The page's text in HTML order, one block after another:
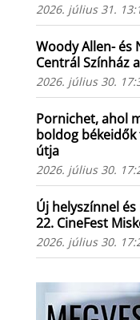
2026. július 31.
Woody Allen- és
Centrál Színház
2026. július 30.
Pornichet, ahol
boldog
útja
2026. július 30.
Új helyszínnel
22. CineFest
2026. július 30.